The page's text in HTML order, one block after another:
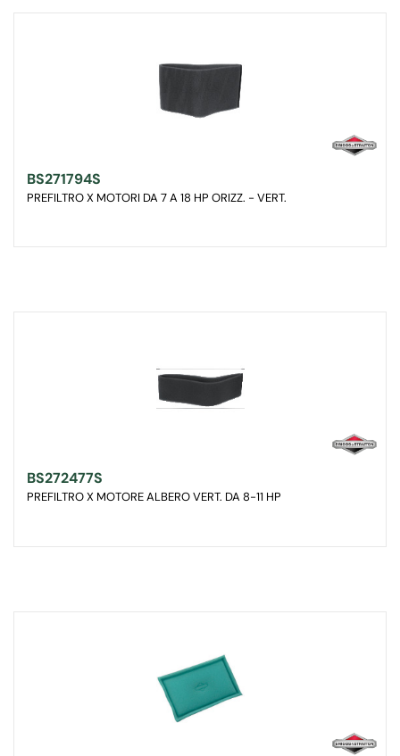
BS271794S
PREFILTRO X MOTORI DA 7 A 18 HP ORIZZ. - VERT.
BS272477S
PREFILTRO X MOTORE ALBERO VERT. DA 8-11 HP